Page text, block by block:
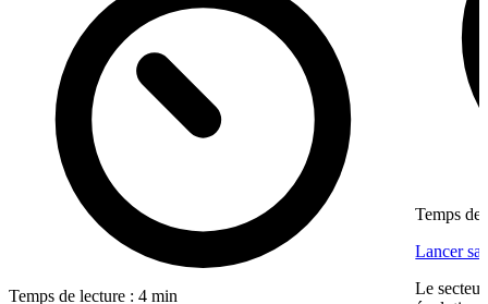
Temps de lecture : 4 min
Temps de
Lancer sa
Le